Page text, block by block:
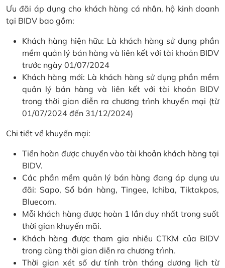
Ưu đãi áp dụng cho khách hàng cá nhân, hộ kinh doanh
tại BIDV bao gồm:
Khách hàng hiện hữu: Là khách hàng sử dụng phần
mềm quản lý bán hàng và liên kết với tài khoản BIDV
trước ngày 01/07/2024
Khách hàng mới: Là khách hàng sử dụng phần mềm
quản lý bán hàng và liên kết với tài khoản BIDV
trong thời gian diễn ra chương trình khuyến mại (từ
01/07/2024 đến 31/12/2024)
Chi tiết về khuyến mại:
Tiền hoàn được chuyển vào tài khoản khách hàng tại
BIDV.
Các phần mềm quản lý bán hàng đang áp dụng ưu
đãi: Sapo, Sổ bán hàng, Tingee, Ichiba, Tiktakpos,
Bluecom.
Mỗi khách hàng được hoàn 1 lần duy nhất trong suốt
thời gian khuyến mãi.
Khách hàng được tham gia nhiều CTKM của BIDV
trong cùng thời gian diễn ra chương trình.
Thời gian xét số dư tính tròn tháng dương lịch từ